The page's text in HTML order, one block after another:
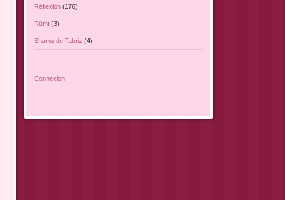
Réflexion (176)
Rûmî (3)
Shams de Tabriz (4)
Connexion